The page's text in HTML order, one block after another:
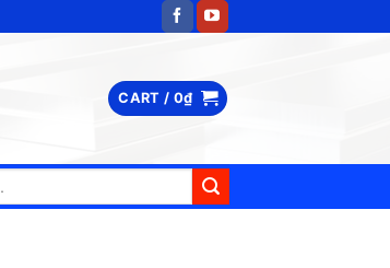
CART / 0₫